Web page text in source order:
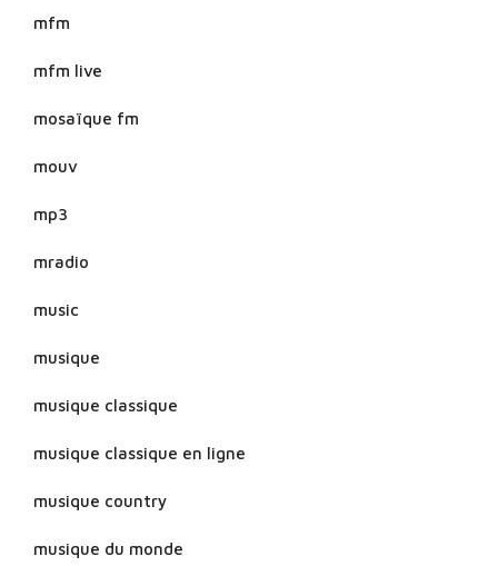
mfm
mfm live
mosaïque fm
mouv
mp3
mradio
music
musique
musique classique
musique classique en ligne
musique country
musique du monde